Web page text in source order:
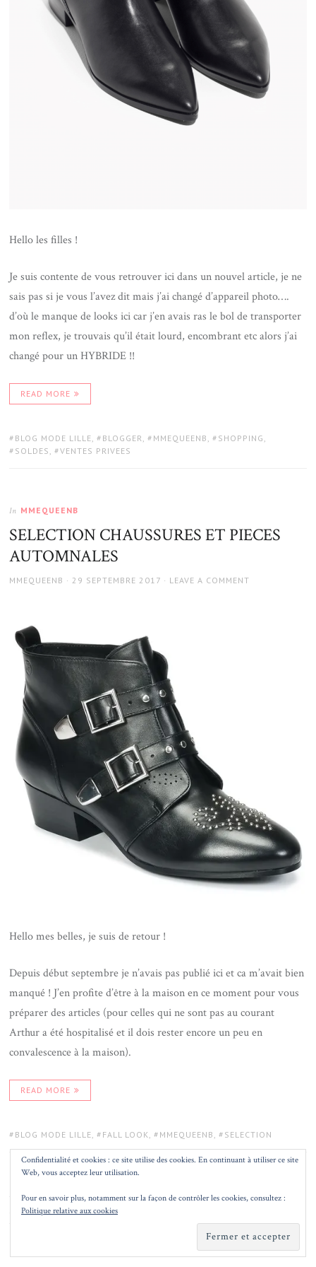
Hello les filles !
Je suis contente de vous retrouver ici dans un nouvel article, je ne
sais pas si je vous l’avez dit mais j’ai changé d’appareil photo….
d’où le manque de looks ici car j’en avais ras le bol de transporter
mon reflex, je trouvais qu’il était lourd, encombrant etc alors j’ai
changé pour un HYBRIDE !!
READ MORE
TAGS:
BLOG MODE LILLE , BLOGGER , MMEQUEENB , SHOPPING
SOLDES , VENTES PRIVEES
In MMEQUEENB
SELECTION CHAUSSURES ET PIECES
AUTOMNALES
AUTHOR
MMEQUEENB
POSTED
29 SEPTEMBRE 2017 LEAVE A COMMENT
Hello mes belles, je suis de retour !
Depuis début septembre je n’avais pas publié ici et ca m’avait bien
manqué ! J’en profite d’être à la maison en ce moment pour vous
préparer des articles (pour celles qui ne sont pas au courant
Arthur a été hospitalisé et il dois rester encore un peu en
convalescence à la maison).
READ MORE
TAGS:
BLOG MODE LILLE, FALL LOOK, MMEQUEENB , SELECTION
MMEQUEENB
LOOK DANS LES CHAMPS
ON
LEAVE A COMMENT
Confidentialité et cookies : ce site utilise des cookies. En continuant à utiliser ce site
Web, vous acceptez leur utilisation.
Pour en savoir plus, notamment sur la façon de contrôler les cookies, consultez :
Politique relative aux cookies